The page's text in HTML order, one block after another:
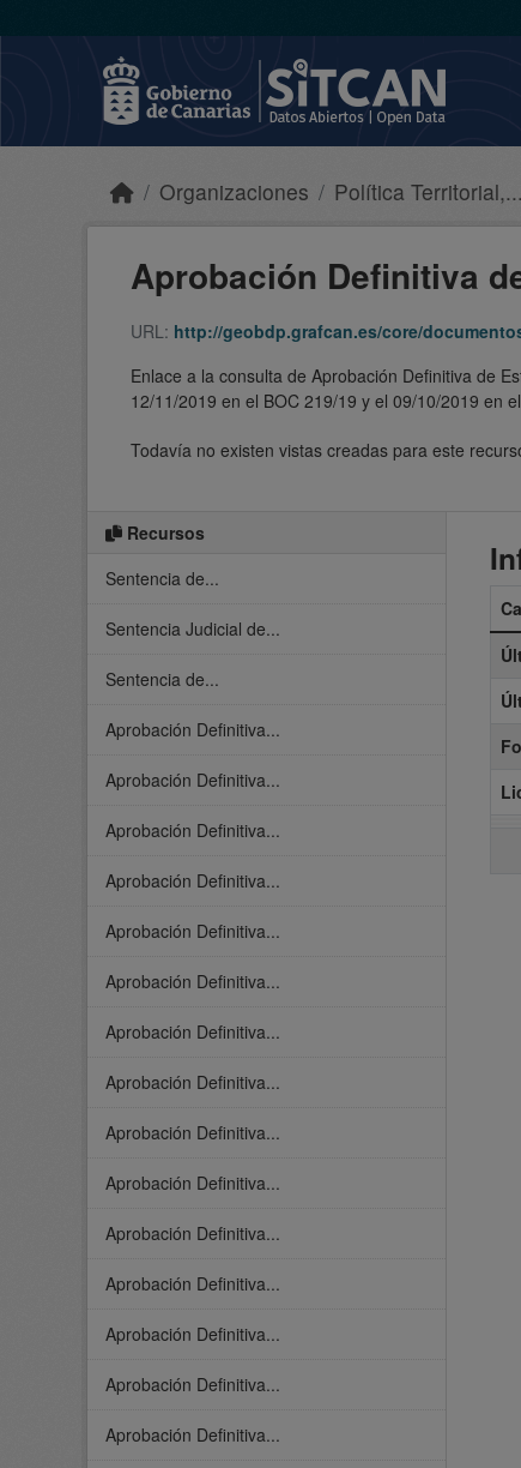
Organizaciones Política Territorial,...
Aprobación Definitiva
URL: http://geobdp.grafcan.es/core/
Enlace a la consulta de Aprobación Definitiva de
12/11/2019 en el BOC 219/19 y el 09/10/2019 en
Todavía no existen vistas creadas para este
Recursos
Sentencia de...
Sentencia Judicial de...
Sentencia de...
Aprobación Definitiva...
Aprobación Definitiva...
Aprobación Definitiva...
Aprobación Definitiva...
Aprobación Definitiva...
Aprobación Definitiva...
Aprobación Definitiva...
Aprobación Definitiva...
Aprobación Definitiva...
Aprobación Definitiva...
Aprobación Definitiva...
Aprobación Definitiva...
Aprobación Definitiva...
Aprobación Definitiva...
Aprobación Definitiva...